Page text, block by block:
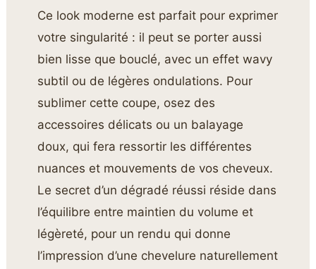
Ce look moderne est parfait pour exprimer
votre singularité : il peut se porter aussi
bien lisse que bouclé, avec un effet wavy
subtil ou de légères ondulations. Pour
sublimer cette coupe, osez des
accessoires délicats ou un balayage
doux, qui fera ressortir les différentes
nuances et mouvements de vos cheveux.
Le secret d’un dégradé réussi réside dans
l’équilibre entre maintien du volume et
légèreté, pour un rendu qui donne
l’impression d’une chevelure naturellement